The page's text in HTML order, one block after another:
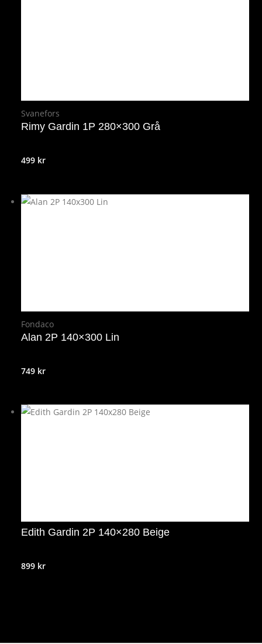
Svanefors
Rimy Gardin 1P 280×300 Grå
499 kr
Fondaco
Alan 2P 140×300 Lin
749 kr
Edith Gardin 2P 140×280 Beige
899 kr